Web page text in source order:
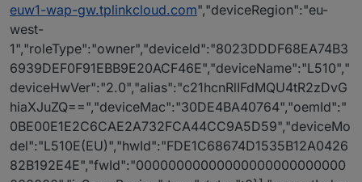
euw1-wap-gw.tplinkcloud.com","deviceRegion":"eu-
west-
1","roleType":"owner","deviceId":"8023DDDF68EA74B3
6939DEF0F91EBB9E20ACF46E","deviceName":"L510","
deviceHwVer":"2.0","alias":"c21hcnRlIFdMQU4tR2zDvG
hiaXJuZQ==","deviceMac":"30DE4BA40764","oemId":"
0BE00E1E2C6CAE2A732FCA44CC9A5D59","deviceMo
del":"L510E(EU)","hwId":"FDE1C68674D1535B12A0426
82B192E4E","fwId":"00000000000000000000000000